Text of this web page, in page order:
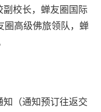
副校长，蝉友圈国际
圈高级佛旅领队，蝉
（通知预订往返交